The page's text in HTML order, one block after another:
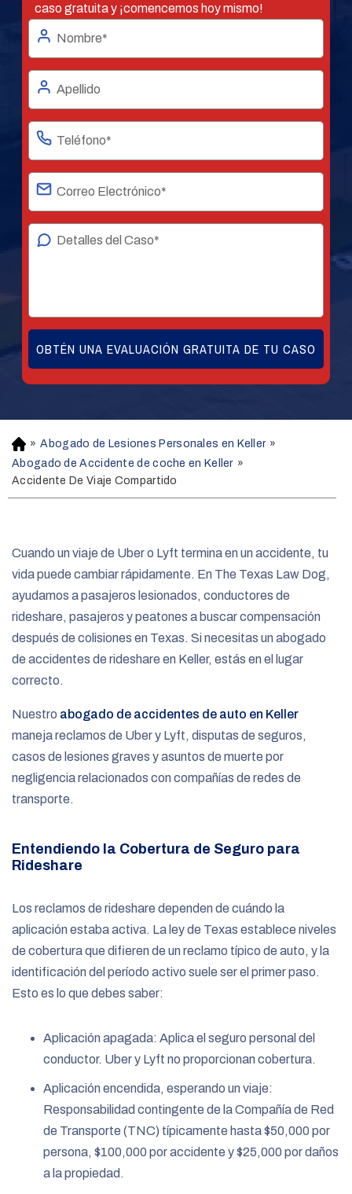
caso gratuita y ¡comencemos hoy mismo!
H
o
m
e
» Abogado de Lesiones Personales en Keller »
Abogado de Accidente de coche en Keller »
Accidente De Viaje Compartido
Cuando un viaje de Uber o Lyft termina en un accidente, tu
vida puede cambiar rápidamente. En The Texas Law Dog,
ayudamos a pasajeros lesionados, conductores de
rideshare, pasajeros y peatones a buscar compensación
después de colisiones en Texas. Si necesitas un abogado
de accidentes de rideshare en Keller, estás en el lugar
correcto.
Nuestro abogado de accidentes de auto en Keller
maneja reclamos de Uber y Lyft, disputas de seguros,
casos de lesiones graves y asuntos de muerte por
negligencia relacionados con compañías de redes de
transporte.
Entendiendo la Cobertura de Seguro para
Rideshare
Los reclamos de rideshare dependen de cuándo la
aplicación estaba activa. La ley de Texas establece niveles
de cobertura que difieren de un reclamo típico de auto, y la
identificación del período activo suele ser el primer paso.
Esto es lo que debes saber:
Aplicación apagada: Aplica el seguro personal del
conductor. Uber y Lyft no proporcionan cobertura.
Aplicación encendida, esperando un viaje:
Responsabilidad contingente de la Compañía de Red
de Transporte (TNC) típicamente hasta $50,000 por
persona, $100,000 por accidente y $25,000 por daños
a la propiedad.